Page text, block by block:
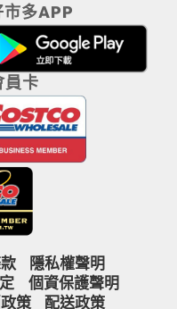
市多APP
員卡
隱私權聲明
個資保護聲明
策 配送政策